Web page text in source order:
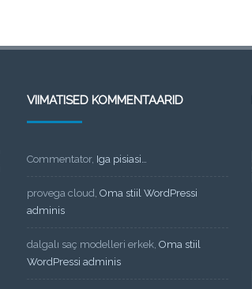
VIIMATISED KOMMENTAARID
Commentator, Iga pisiasi…
provega cloud, Oma stiil WordPressi
adminis
dalgalı saç modelleri erkek, Oma stiil
WordPressi adminis